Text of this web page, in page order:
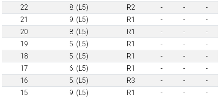
22
8. (L5) R2 - -
-
21
9. (L5) R1 - -
-
20
8. (L5) R1 - -
-
19
5. (L5) R1 - -
-
18
5. (L5) R1 - -
-
17
6. (L5) R1 - -
-
16
5. (L5) R3 - -
-
15
9. (L5) R1 - -
-